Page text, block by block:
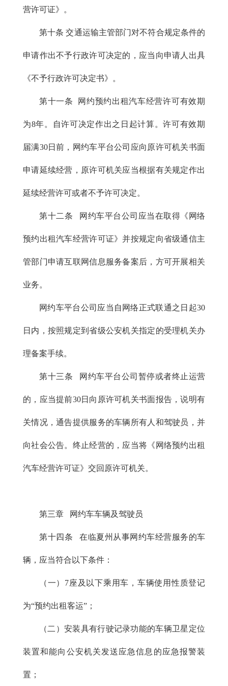
营许可证》。
第十条 交通运输主管部门对不符合规定条件的
申请作出不予行政许可决定的，应当向申请人出具
《不予行政许可决定书》。
第十一条 网约预约出租汽车经营许可有效期
为8年。自许可决定作出之日起计算。许可有效期
届满30日前，网约车平台公司应向原许可机关书面
申请延续经营，原许可机关应当根据有关规定作出
延续经营许可或者不予许可决定。
第十二条 网约车平台公司应当在取得《网络
预约出租汽车经营许可证》并按规定向省级通信主
管部门申请互联网信息服务备案后，方可开展相关
业务。
网约车平台公司应当自网络正式联通之日起30
日内，按照规定到省级公安机关指定的受理机关办
理备案手续。
第十三条 网约车平台公司暂停或者终止运营
的，应当提前30日向原许可机关书面报告，说明有
关情况，通告提供服务的车辆所有人和驾驶员，并
向社会公告。终止经营的，应当将《网络预约出租
汽车经营许可证》交回原许可机关。
第三章 网约车车辆及驾驶员
第十四条 在临夏州从事网约车经营服务的车
辆，应当符合以下条件：
（一）7座及以下乘用车，车辆使用性质登记
为“预约出租客运”；
（二）安装具有行驶记录功能的车辆卫星定位
装置和能向公安机关发送应急信息的应急报警装
置；